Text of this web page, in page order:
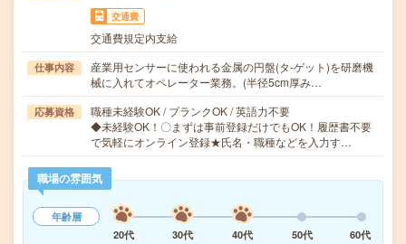
交通費
交通費規定内支給
仕事内容
産業用センサーに使われる金属の円盤(タ‐ゲット)を研磨機
械に入れてオペレーター業務。(半径5cm厚み…
応募資格
職種未経験OK / ブランクOK / 英語力不要
◆未経験OK！〇まずは事前登録だけでもOK！履歴書不要
で気軽にオンライン登録★氏名・職種などを入力す…
職場の雰囲気
年齢層
20代
30代 40代 50代 60代